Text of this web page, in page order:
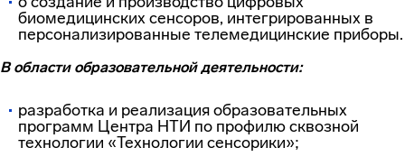
биомедицинских сенсоров, интегрированных в
персонализированные телемедицинские приборы.
В области образовательной деятельности:
разработка и реализация образовательных
программ Центра НТИ по профилю сквозной
технологии «Технологии сенсорики»;